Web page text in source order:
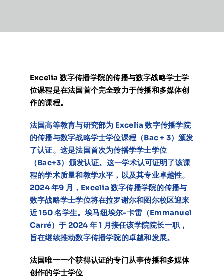
联系我们Excelia 数字传播学院的传播与数字战略学士学
位课程是在法国首个完全致力于传播和多媒体创
作的课程。
法国高等教育与研究部为 Excelia 数字传播学院
的传播与数字战略学士学位课程（Bac + 3）颁发
了认证。这是法国首次为传播学学士学位
（Bac+3）颁发认证。这一学术认可证明了该课
程的学术质量和教学水平，以及其专业卓越性。
2024 年9 月，Excelia 数字传播学院的传播与
数字战略学士学位将在拉罗谢尔和图尔校区迎来
近 150 名学生。埃马纽埃尔-卡雷（Emmanuel
Carré）于 2024 年 1 月接任该学院院长一职，
旨在继续推动数字传播学院的卓越和发展。
法国唯一一个获得认证的专门从事传播和多媒体
创作的学士学位